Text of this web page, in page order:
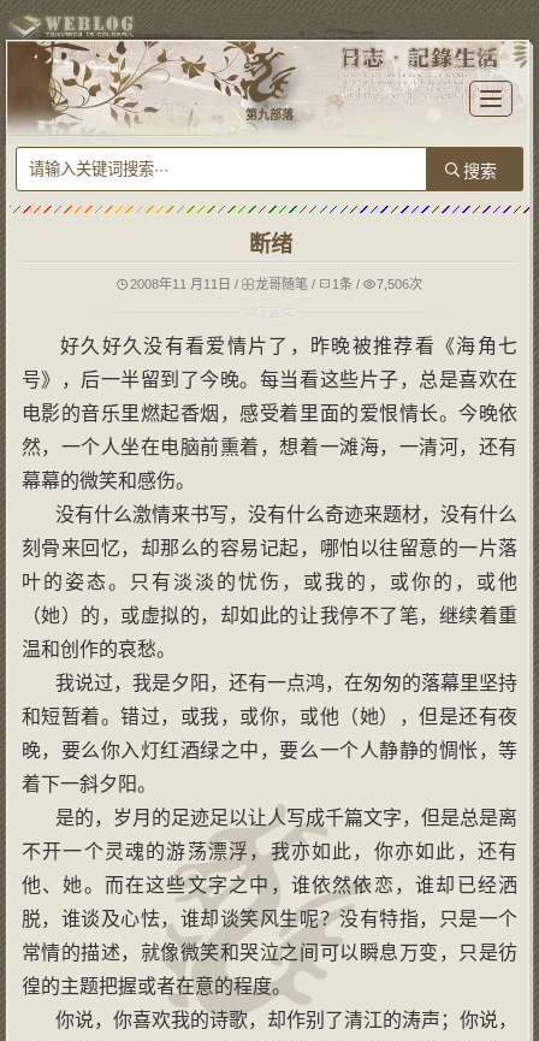
T
o
l
e
n
第九部落
断绪
2008年11 月11日 / 龙哥随笔/ 1条/ 7,506次
好久好久没有看爱情片了，昨晚被推荐看《海角七
号》，后一半留到了今晚。每当看这些片子，总是喜欢在
电影的音乐里燃起香烟，感受着里面的爱恨情长。今晚依
然，一个人坐在电脑前熏着，想着一滩海，一清河，还有
幕幕的微笑和感伤。
没有什么激情来书写，没有什么奇迹来题材，没有什么
刻骨来回忆，却那么的容易记起，哪怕以往留意的一片落
叶的姿态。只有淡淡的忧伤，或我的，或你的，或他
（她）的，或虚拟的，却如此的让我停不了笔，继续着重
温和创作的哀愁。
我说过，我是夕阳，还有一点鸿，在匆匆的落幕里坚持
和短暂着。错过，或我，或你，或他（她），但是还有夜
晚，要么你入灯红酒绿之中，要么一个人静静的惆怅，等
着下一斜夕阳。
是的，岁月的足迹足以让人写成千篇文字，但是总是离
不开一个灵魂的游荡漂浮，我亦如此，你亦如此，还有
他、她。而在这些文字之中，谁依然依恋，谁却已经洒
脱，谁谈及心怯，谁却谈笑风生呢？没有特指，只是一个
常情的描述，就像微笑和哭泣之间可以瞬息万变，只是彷
徨的主题把握或者在意的程度。
你说，你喜欢我的诗歌，却作别了清江的涛声；你说，